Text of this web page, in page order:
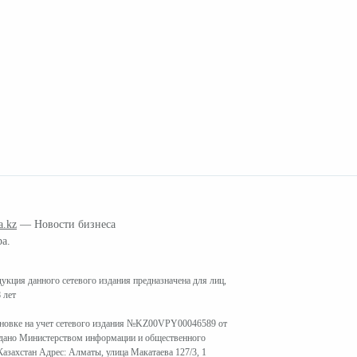
— Новости бизнеса
данного сетевого издания предназначена для лиц,
лет
на учет сетевого издания №KZ00VPY00046589 от
Министерством информации и общественного
Адрес: Алматы, улица Макатаева 127/3, 1